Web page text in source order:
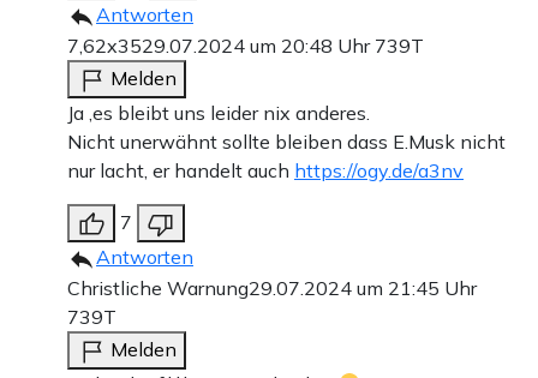
Antworten
7,62x3529.07.2024 um 20:48 Uhr 739T
Melden
Ja ,es bleibt uns leider nix anderes.
Nicht unerwähnt sollte bleiben dass E.Musk nicht
nur lacht, er handelt auch https://ogy.de/a3nv
7
Antworten
Christliche Warnung29.07.2024 um 21:45 Uhr
739T
Melden